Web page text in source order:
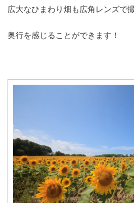
広大なひまわり畑も広角レンズで
奥行を感じることができます！